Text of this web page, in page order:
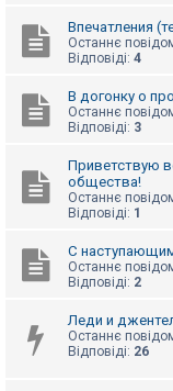
Впечатления
Останнє
Відповіді: 4
В догонку о
Останнє
Відповіді: 3
Приветствую
общества!
Останнє
Відповіді: 1
С
Останнє
Відповіді: 2
Леди и
Останнє
Відповіді: 26